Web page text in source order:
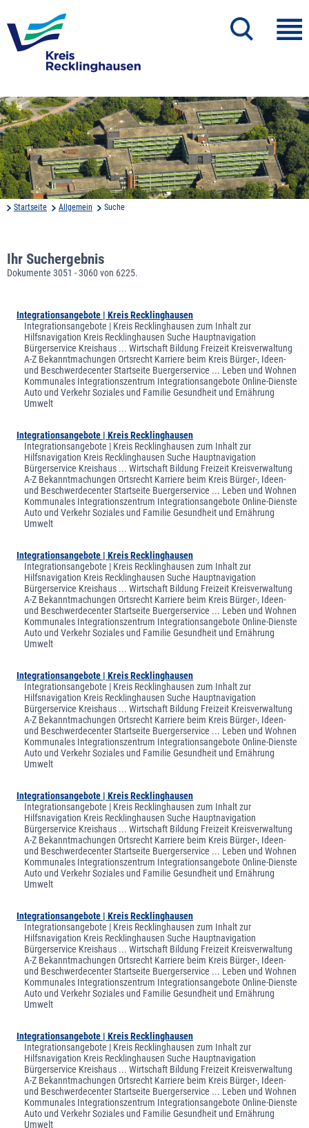
Startseite Allgemein Suche
Ihr Suchergebnis
Dokumente 3051 - 3060 von 6225.
Integrationsangebote | Kreis Recklinghausen
Integrationsangebote | Kreis Recklinghausen zum Inhalt zur
Hilfsnavigation Kreis Recklinghausen Suche Hauptnavigation
Bürgerservice Kreishaus ... Wirtschaft Bildung Freizeit Kreisverwaltung
A-Z Bekanntmachungen Ortsrecht Karriere beim Kreis Bürger-, Ideen-
und Beschwerdecenter Startseite Buergerservice ... Leben und Wohnen
Kommunales Integrationszentrum Integrationsangebote Online-Dienste
Auto und Verkehr Soziales und Familie Gesundheit und Ernährung
Umwelt
Integrationsangebote | Kreis Recklinghausen
Integrationsangebote | Kreis Recklinghausen zum Inhalt zur
Hilfsnavigation Kreis Recklinghausen Suche Hauptnavigation
Bürgerservice Kreishaus ... Wirtschaft Bildung Freizeit Kreisverwaltung
A-Z Bekanntmachungen Ortsrecht Karriere beim Kreis Bürger-, Ideen-
und Beschwerdecenter Startseite Buergerservice ... Leben und Wohnen
Kommunales Integrationszentrum Integrationsangebote Online-Dienste
Auto und Verkehr Soziales und Familie Gesundheit und Ernährung
Umwelt
Integrationsangebote | Kreis Recklinghausen
Integrationsangebote | Kreis Recklinghausen zum Inhalt zur
Hilfsnavigation Kreis Recklinghausen Suche Hauptnavigation
Bürgerservice Kreishaus ... Wirtschaft Bildung Freizeit Kreisverwaltung
A-Z Bekanntmachungen Ortsrecht Karriere beim Kreis Bürger-, Ideen-
und Beschwerdecenter Startseite Buergerservice ... Leben und Wohnen
Kommunales Integrationszentrum Integrationsangebote Online-Dienste
Auto und Verkehr Soziales und Familie Gesundheit und Ernährung
Umwelt
Integrationsangebote | Kreis Recklinghausen
Integrationsangebote | Kreis Recklinghausen zum Inhalt zur
Hilfsnavigation Kreis Recklinghausen Suche Hauptnavigation
Bürgerservice Kreishaus ... Wirtschaft Bildung Freizeit Kreisverwaltung
A-Z Bekanntmachungen Ortsrecht Karriere beim Kreis Bürger-, Ideen-
und Beschwerdecenter Startseite Buergerservice ... Leben und Wohnen
Kommunales Integrationszentrum Integrationsangebote Online-Dienste
Auto und Verkehr Soziales und Familie Gesundheit und Ernährung
Umwelt
Integrationsangebote | Kreis Recklinghausen
Integrationsangebote | Kreis Recklinghausen zum Inhalt zur
Hilfsnavigation Kreis Recklinghausen Suche Hauptnavigation
Bürgerservice Kreishaus ... Wirtschaft Bildung Freizeit Kreisverwaltung
A-Z Bekanntmachungen Ortsrecht Karriere beim Kreis Bürger-, Ideen-
und Beschwerdecenter Startseite Buergerservice ... Leben und Wohnen
Kommunales Integrationszentrum Integrationsangebote Online-Dienste
Auto und Verkehr Soziales und Familie Gesundheit und Ernährung
Umwelt
Integrationsangebote | Kreis Recklinghausen
Integrationsangebote | Kreis Recklinghausen zum Inhalt zur
Hilfsnavigation Kreis Recklinghausen Suche Hauptnavigation
Bürgerservice Kreishaus ... Wirtschaft Bildung Freizeit Kreisverwaltung
A-Z Bekanntmachungen Ortsrecht Karriere beim Kreis Bürger-, Ideen-
und Beschwerdecenter Startseite Buergerservice ... Leben und Wohnen
Kommunales Integrationszentrum Integrationsangebote Online-Dienste
Auto und Verkehr Soziales und Familie Gesundheit und Ernährung
Umwelt
Integrationsangebote | Kreis Recklinghausen
Integrationsangebote | Kreis Recklinghausen zum Inhalt zur
Hilfsnavigation Kreis Recklinghausen Suche Hauptnavigation
Bürgerservice Kreishaus ... Wirtschaft Bildung Freizeit Kreisverwaltung
A-Z Bekanntmachungen Ortsrecht Karriere beim Kreis Bürger-, Ideen-
und Beschwerdecenter Startseite Buergerservice ... Leben und Wohnen
Kommunales Integrationszentrum Integrationsangebote Online-Dienste
Auto und Verkehr Soziales und Familie Gesundheit und Ernährung
Umwelt